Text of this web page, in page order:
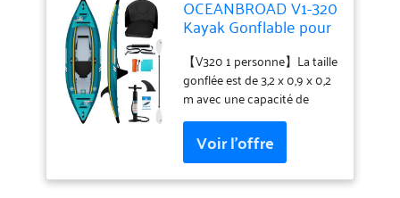
OCEANBROAD V1-320
Kayak Gonflable pour
Adultes avec pagaie,
siège de Kayak,
pédale, Pompe à Main
et Sac, 3,2 m, Kayak
pour 1 Personne, Bleu
【V320 1 personne】La taille
gonflée est de 3,2 x 0,9 x 0,2
m avec une capacité de
poids de 140 kg et est
facilement pliable pour être
mis dans le sac de transport